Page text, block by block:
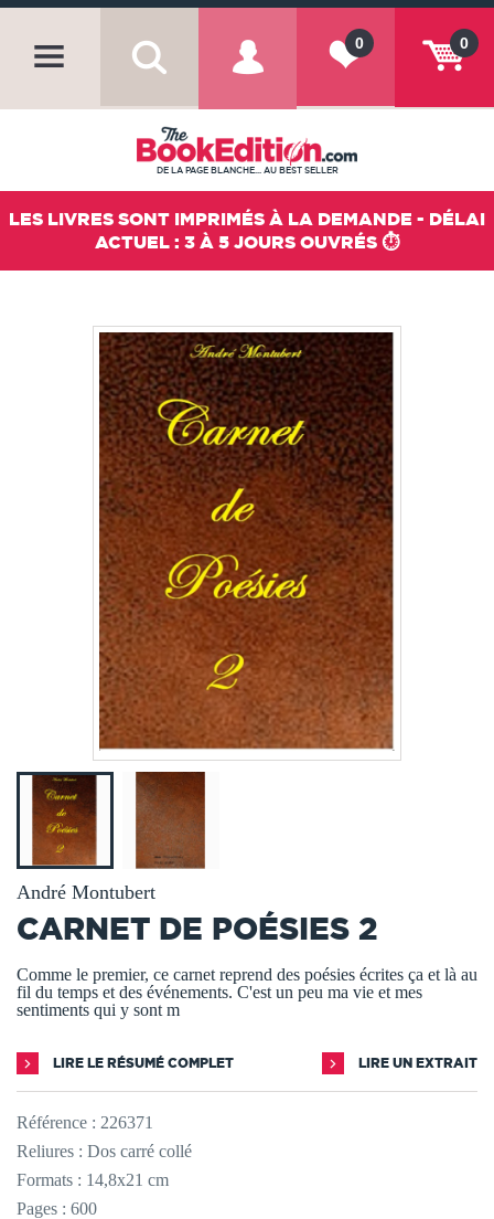
0
0
DE LA PAGE BLANCHE... AU BEST SELLER
LES LIVRES SONT IMPRIMÉS À LA DEMANDE - DÉLAI
ACTUEL : 3 À 5 JOURS OUVRÉS ⏱️
André Montubert
CARNET DE POÉSIES 2
Comme le premier, ce carnet reprend des poésies écrites ça et là au
fil du temps et des événements. C'est un peu ma vie et mes
sentiments qui y sont m
LIRE LE RÉSUMÉ COMPLET LIRE UN EXTRAIT
Référence : 226371
Reliures : Dos carré collé
Formats : 14,8x21 cm
Pages : 600